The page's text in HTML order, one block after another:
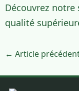
Découvrez notre
qualité
← Article